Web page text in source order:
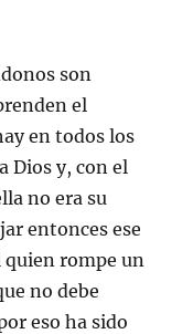
son
el
en todos los
Dios y, con el
no era su
entonces ese
quien rompe un
no debe
eso ha sido